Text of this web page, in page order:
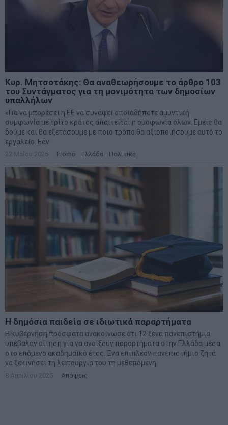
Κυρ. Μητσοτάκης: Θα αναθεωρήσουμε το άρθρο 103
του Συντάγματος για τη μονιμότητα των δημοσίων
υπαλλήλων
«Για να μπορέσει η ΕΕ να συνάψει οποιαδήποτε αμυντική
συμφωνία με τρίτο κράτος απαιτείται η ομοφωνία όλων. Εμείς θα
δούμε και θα εξετάσουμε με ποιο τρόπο θα αξιοποιήσουμε αυτό το
εργαλείο. Εάν
22 Μαΐου 2025 Promo Ελλάδα Πολιτική
Η δημόσια παιδεία σε ιδιωτικά παραρτήματα
Η κυβέρνηση πρόσφατα ανακοίνωσε ότι 12 ξένα πανεπιστήμια
υπέβαλαν αίτηση για να ανοίξουν παραρτήματα στην Ελλάδα μέσα
στο επόμενο ακαδημαϊκό έτος. Ένα επιπλέον πανεπιστήμιο ζητά
να ξεκινήσει τη λειτουργία του τη μεθεπόμενη
8 Απριλίου 2025 Απόψεις